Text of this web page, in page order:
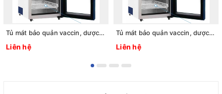
Tủ mát bảo quản vaccin, dược phẩm 2 ~ 8oC, 1125L, Model: LCV-204GR, Hãng: Labtech - Hàn Quốc
Liên hệ
Tủ mát bảo quản vaccin, dược phẩm 2 ~ 8oC, 612L, Model: LCV-203GR, Hãng: Labtech - Hàn Quốc
Liên hệ